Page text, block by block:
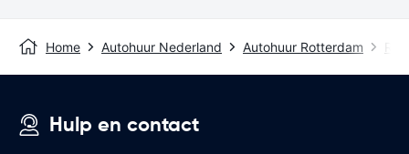
Home Autohuur Nederland Autohuur Rotterdam
Hulp en contact